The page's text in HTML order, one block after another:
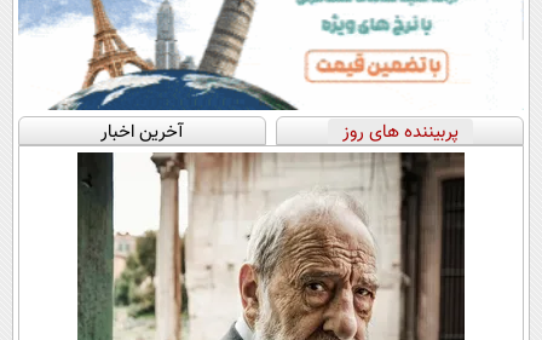
پربیننده های روز آخرین اخبار